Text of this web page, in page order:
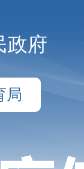
政府
局